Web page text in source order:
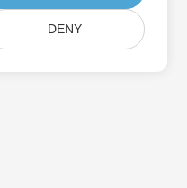
DENY